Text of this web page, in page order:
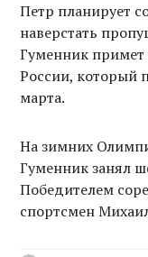
Петр планирует
наверстать
Гуменник примет
России, который
марта.
На зимних
Гуменник занял
Победителем
спортсмен